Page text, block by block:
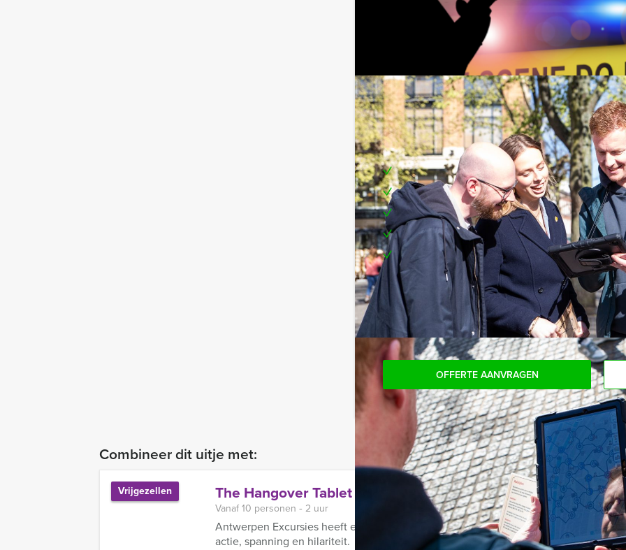
Inclusief
Tablets
Enthousiaste begeleiding
Uitgebreid diner in drie verschillende
Een leuke prijs voor het winnende team
Te boeken op de door jullie gewenste dag
Komen jullie niet aan het minimale aantal
bereid zijn voor het minimale aantal te betalen,
personen boeken!
OFFERTE AANVRAGEN
Combineer dit uitje met:
The Hangover Tablet Game in Antwerpen
Vrijgezellen
Vanaf 10 personen ‐ 2 uur
Antwerpen Excursies heeft een bijzonder vrijgezellenfeest in Antwerpen: The
actie, spanning en hilariteit.